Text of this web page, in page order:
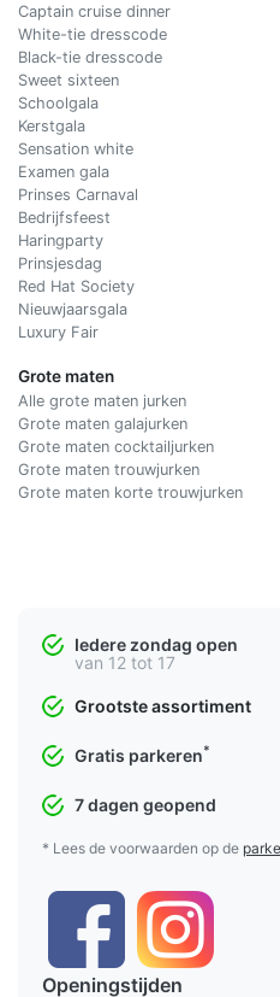
Captain cruise dinner
White-tie dresscode
Black-tie dresscode
Sweet sixteen
Schoolgala
Kerstgala
Sensation white
Examen gala
Prinses Carnaval
Bedrijfsfeest
Haringparty
Prinsjesdag
Red Hat Society
Nieuwjaarsgala
Luxury Fair
Grote maten
Alle grote maten jurken
Grote maten galajurken
Grote maten cocktailjurken
Grote maten trouwjurken
Grote maten korte trouwjurken
Iedere zondag open
van 12 tot 17
Grootste assortiment
Gratis parkeren*
7 dagen geopend
* Lees de voorwaarden op de
Openingstijden